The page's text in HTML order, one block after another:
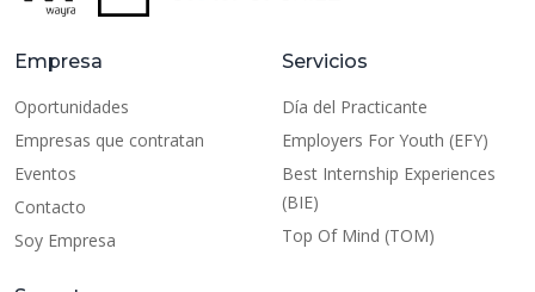
Empresa
Oportunidades
Empresas que contratan
Eventos
Contacto
Soy Empresa
Servicios
Día del Practicante
Employers For Youth (EFY)
Best Internship Experiences
(BIE)
Top Of Mind (TOM)